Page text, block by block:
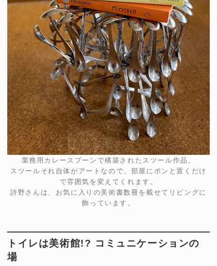
業務用カレースプーンで構築されたスツール作品。
スツールそれ自体がアートなので、部屋にポンと置くだけ
で雰囲気を変えてくれます。
詩野さんは、お気に入りの美術書数冊を載せてリビングに
飾っています。
トイレは美術館!? コミュニケーションの
場